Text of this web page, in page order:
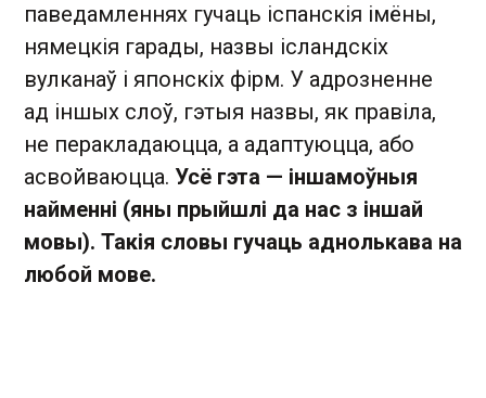
паведамленнях гучаць іспанскія імёны,
нямецкія гарады, назвы ісландскіх
вулканаў і японскіх фірм. У адрозненне
ад іншых слоў, гэтыя назвы, як правіла,
не перакладаюцца, а адаптуюцца, або
асвойваюцца. Усё гэта — іншамоўныя
найменні (яны прыйшлі да нас з іншай
мовы). Такія словы гучаць аднолькава на
любой мове.